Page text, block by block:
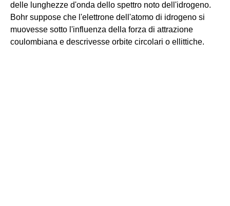
delle lunghezze d'onda dello spettro noto dell'idrogeno.
Bohr suppose che l'elettrone dell'atomo di idrogeno si
muovesse sotto l'influenza della forza di attrazione
coulombiana e descrivesse orbite circolari o ellittiche.